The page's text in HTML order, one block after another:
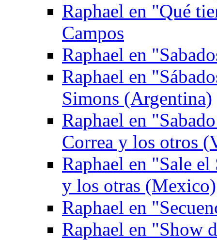
Raphael en "Qué
Campos
Raphael en
Raphael en
Simons (Argentina)
Raphael en
Correa y los otros
Raphael en "Sale
y los otras (Mexico)
Raphael en
Raphael en "Show